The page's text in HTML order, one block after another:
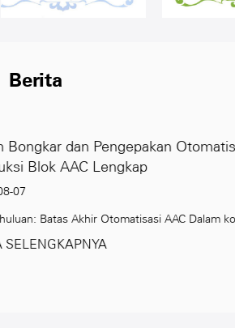
Berita
Lini
yang...
Jalur Produksi Blok
Memenuhi
2026-07-31
Meningkatnya Permintaan